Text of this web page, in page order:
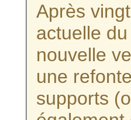
Après
actuelle
nouvelle
une
supports